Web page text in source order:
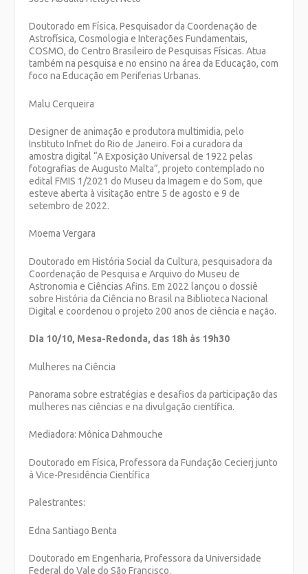
Doutorado em Física. Pesquisador da Coordenação de
Astrofísica, Cosmologia e Interações Fundamentais,
COSMO, do Centro Brasileiro de Pesquisas Físicas. Atua
também na pesquisa e no ensino na área da Educação, com
foco na Educação em Periferias Urbanas.
Malu Cerqueira
Designer de animação e produtora multimidia, pelo
Instituto Infnet do Rio de Janeiro. Foi a curadora da
amostra digital “A Exposição Universal de 1922 pelas
fotografias de Augusto Malta”, projeto contemplado no
edital FMIS 1/2021 do Museu da Imagem e do Som, que
esteve aberta à visitação entre 5 de agosto e 9 de
setembro de 2022.
Moema Vergara
Doutorado em História Social da Cultura, pesquisadora da
Coordenação de Pesquisa e Arquivo do Museu de
Astronomia e Ciências Afins. Em 2022 lançou o dossiê
sobre História da Ciência no Brasil na Biblioteca Nacional
Digital e coordenou o projeto 200 anos de ciência e nação.
Dia 10/10, Mesa-Redonda, das 18h às 19h30
Mulheres na Ciência
Panorama sobre estratégias e desafios da participação das
mulheres nas ciências e na divulgação científica.
Mediadora: Mônica Dahmouche
Doutorado em Física, Professora da Fundação Cecierj junto
à Vice-Presidência Científica
Palestrantes:
Edna Santiago Benta
Doutorado em Engenharia, Professora da Universidade
Federal do Vale do São Francisco.